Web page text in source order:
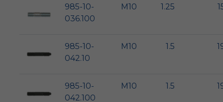
985-10-
036.100
M10 1.25
985-10-
042.10
M10 1.5
985-10-
042.100
M10 1.5